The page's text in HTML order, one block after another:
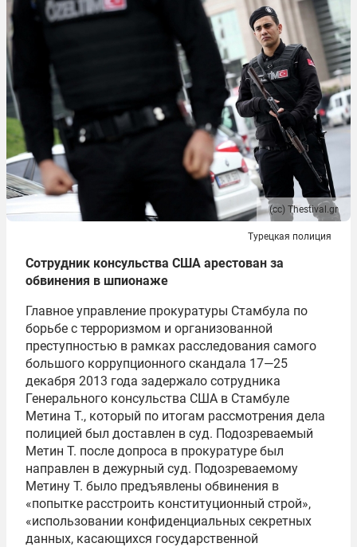
(сс) Thestival.gr
Турецкая полиция
Сотрудник консульства США арестован за
обвинения в шпионаже
Главное управление прокуратуры Стамбула по
борьбе с терроризмом и организованной
преступностью в рамках расследования самого
большого коррупционного скандала 17—25
декабря 2013 года задержало сотрудника
Генерального консульства США в Стамбуле
Метина Т., который по итогам рассмотрения дела
полицией был доставлен в суд. Подозреваемый
Метин Т. после допроса в прокуратуре был
направлен в дежурный суд. Подозреваемому
Метину Т. было предъявлены обвинения в
«попытке расстроить конституционный строй»,
«использовании конфиденциальных секретных
данных, касающихся государственной